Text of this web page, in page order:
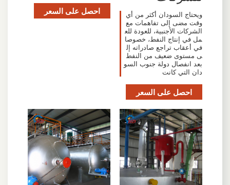
ويحتاج السودان أكثر من أي
وقت مضى إلى تفاهمات مع
الشركات الأجنبية، للعودة للع
مل في إنتاج النفط، خصوصا
في أعقاب تراجع صادراته إل
ى مستوى ضعيف من النفط
بعد انفصال دولة جنوب السو
دان التي كانت
احصل على السعر
احصل على السعر